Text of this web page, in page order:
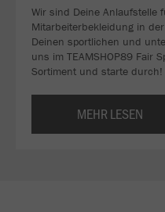
Wir sind Deine Anlaufstelle
Mitarbeiterbekleidung in
Deinen sportlichen und
uns im TEAMSHOP89 Fair
Sortiment und starte durch!
MEHR LESEN